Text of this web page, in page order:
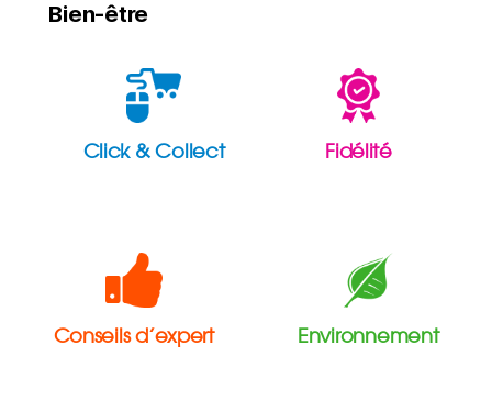
Bien-être
Click & Collect
Conseils d’expert
Fidélité
Environnement